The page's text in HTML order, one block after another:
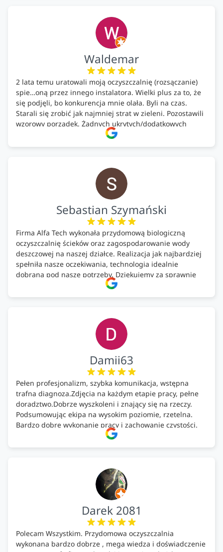
ekologicznych rozwiązań!🍀
Waldemar
2 lata temu uratowali moją oczyszczalnię (rozsączanie)
spie…oną przez innego instalatora. Wielki plus za to, że
się podjęli, bo konkurencja mnie olała. Byli na czas.
Starali się zrobić jak najmniej strat w zieleni. Pozostawili
wzorowy porządek. Żadnych ukrytych/dodatkowych
kosztów. Zaskoczenie. Kontakt bardzo OK. Obsługa
pomontażowa również OK. A ich środki do oczyszczalni –
Sebastian Szymański
Firma Alfa Tech wykonała przydomową biologiczną
oczyszczalnię ścieków oraz zagospodarowanie wody
deszczowej na naszej działce. Realizacja jak najbardziej
spełniła nasze oczekiwania, technologia idealnie
dobrana pod nasze potrzeby. Dziękujemy za sprawnie
wykonany montaż w świetnej atmosferze! Polecam!
Damii63
Pełen profesjonalizm, szybka komunikacja, wstępna
trafna diagnoza.Zdjęcia na każdym etapie pracy, pełne
doradztwo.Dobrze wyszkoleni i znający się na rzeczy.
Podsumowując ekipa na wysokim poziomie, rzetelna.
Bardzo dobre wykonanie pracy i zachowanie czystości.
Darek 2081
Polecam Wszystkim. Przydomowa oczyszczalnia
wykonana bardzo dobrze , mega wiedza i doświadczenie